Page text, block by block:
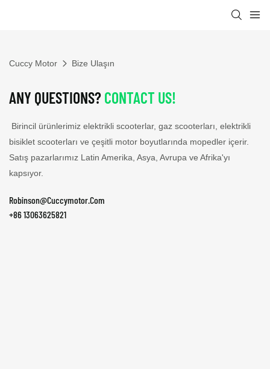
Cuccy Motor Bize Ulaşın
ANY QUESTIONS?CONTACT US!
Birincil ürünlerimiz elektrikli scooterlar, gaz scooterları, elektrikli
bisiklet scooterları ve çeşitli motor boyutlarında mopedler içerir.
Satış pazarlarımız Latin Amerika, Asya, Avrupa ve Afrika'yı
kapsıyor.
Robinson@Cuccymotor.Com
+86 13063625821